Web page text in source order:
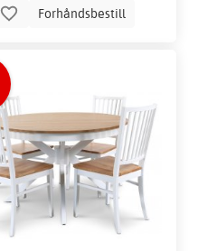
Forhåndsbestill